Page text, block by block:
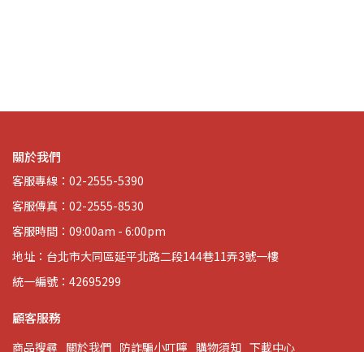
關於我們
客服專線：02-2555-5390
客服傳真：02-2555-8530
客服時間：09:00am - 6:00pm
地址：台北市大同區延平北路二段144巷11弄3號一樓
統一編號：42695299
顧客服務
商品搜尋 關於我們 防詐騙小叮嚀 購物須知 下載中心